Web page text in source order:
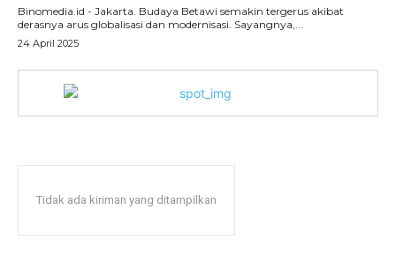
Binomedia.id - Jakarta. Budaya Betawi semakin tergerus akibat
derasnya arus globalisasi dan modernisasi. Sayangnya,...
24 April 2025
Tidak ada kiriman yang ditampilkan